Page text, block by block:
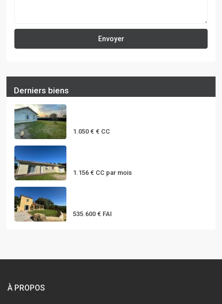
Derniers biens
1.050 € € CC
1.156 € CC par mois
535.600 € FAI
À PROPOS